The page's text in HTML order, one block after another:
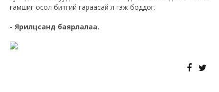
гамшиг осол битгий гараасай л гэж боддог.
- Ярилцсанд баярлалаа.